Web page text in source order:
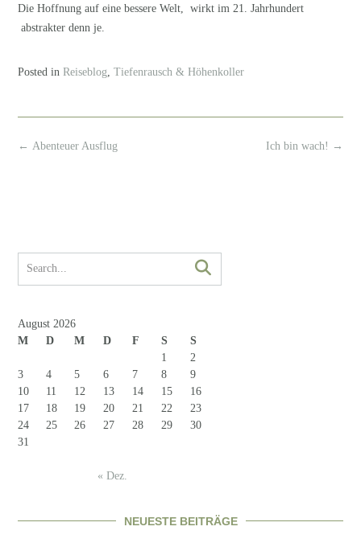
Die Hoffnung auf eine bessere Welt, wirkt im 21. Jahrhundert
abstrakter denn je.
Posted in Reiseblog Tiefenrausch & Höhenkoller
Post
Ich bin wach! →
← Abenteuer Ausflug
August 2026
M
D M D F S
S
1
2
3
4 5 6 7 8
9
10
11 12 13 14 15
16
17
18 19 20 21 22
23
24
25 26 27 28 29
30
31
« Dez.
NEUESTE BEITRÄGE